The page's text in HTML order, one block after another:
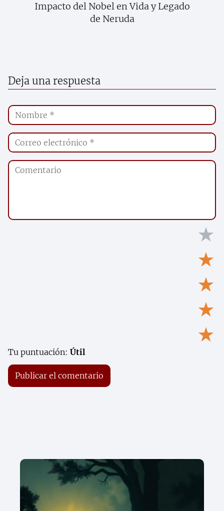
Impacto del Nobel en Vida y Legado
de Neruda
Deja una respuesta
★
★
★
★
★
Tu puntuación: Útil